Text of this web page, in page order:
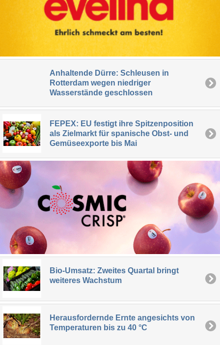
Anhaltende Dürre: Schleusen in
Rotterdam wegen niedriger
Wasserstände geschlossen
FEPEX: EU festigt ihre Spitzenposition
als Zielmarkt für spanische Obst- und
Gemüseexporte bis Mai
Bio-Umsatz: Zweites Quartal bringt
weiteres Wachstum
Herausfordernde Ernte angesichts von
Temperaturen bis zu 40 °C